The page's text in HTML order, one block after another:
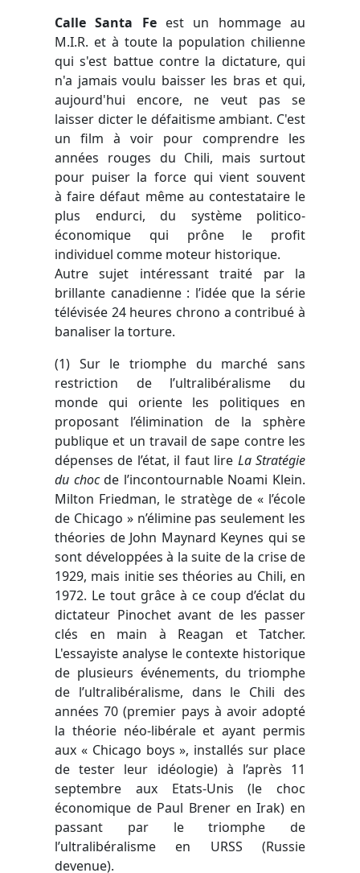
Calle Santa Feest un hommage au
M.I.R. et à toute la population chilienne
qui s'est battue contre la dictature, qui
n'a jamais voulu baisser les bras et qui,
aujourd'hui encore, ne veut pas se
laisser dicter le défaitisme ambiant. C'est
un film à voir pour comprendre les
années rouges du Chili, mais surtout
pour puiser la force qui vient souvent
à faire défaut même au contestataire le
plus endurci, du système politico-
économique qui prône le profit
individuel comme moteur historique.
Autre sujet intéressant traité par la
brillante canadienne : l’idée que la série
télévisée 24 heures chrono a contribué à
banaliser la torture.
(1) Sur le triomphe du marché sans
restriction de l’ultralibéralisme du
monde qui oriente les politiques en
proposant l’élimination de la sphère
publique et un travail de sape contre les
dépenses de l’état, il faut lire La Stratégie
du chocde l’incontournable Noami Klein.
Milton Friedman, le stratège de « l’école
de Chicago » n’élimine pas seulement les
théories de John Maynard Keynes qui se
sont développées à la suite de la crise de
1929, mais initie ses théories au Chili, en
1972. Le tout grâce à ce coup d’éclat du
dictateur Pinochet avant de les passer
clés en main à Reagan et Tatcher.
L'essayiste analyse le contexte historique
de plusieurs événements, du triomphe
de l’ultralibéralisme, dans le Chili des
années 70 (premier pays à avoir adopté
la théorie néo-libérale et ayant permis
aux « Chicago boys », installés sur place
de tester leur idéologie) à l’après 11
septembre aux Etats-Unis (le choc
économique de Paul Brener en Irak) en
passant par le triomphe de
l’ultralibéralisme en URSS (Russie
devenue).